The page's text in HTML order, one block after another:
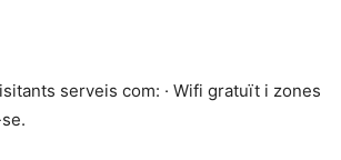
serveis com: · Wifi gratuït i zones